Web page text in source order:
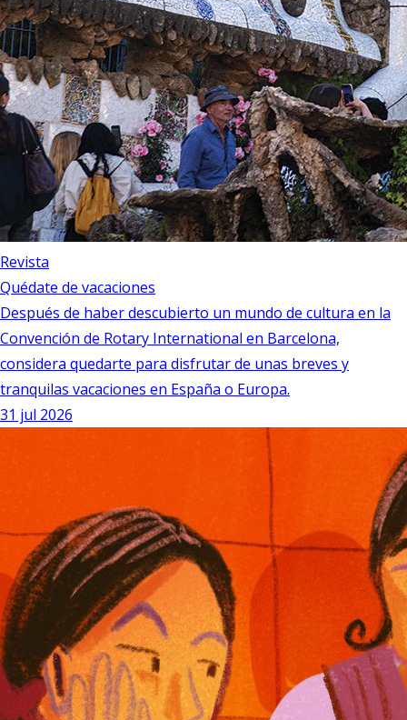
Revista
Quédate de vacaciones
Después de haber descubierto un mundo de cultura en la
Convención de Rotary International en Barcelona,
considera quedarte para disfrutar de unas breves y
tranquilas vacaciones en España o Europa.
31 jul 2026